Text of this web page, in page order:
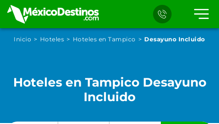
Inicio Hoteles Hoteles en Tampico Desayuno Incluido
Hoteles en Tampico Desayuno
Incluido